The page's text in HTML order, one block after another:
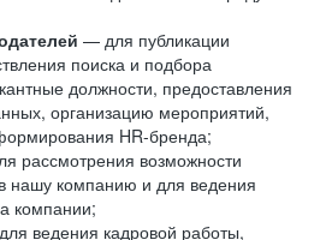
— для публикации
поиска и подбора
должности, предоставления
организацию мероприятий,
HR-бренда;
рассмотрения возможности
нашу компанию и для ведения
компании;
ведения кадровой работы,